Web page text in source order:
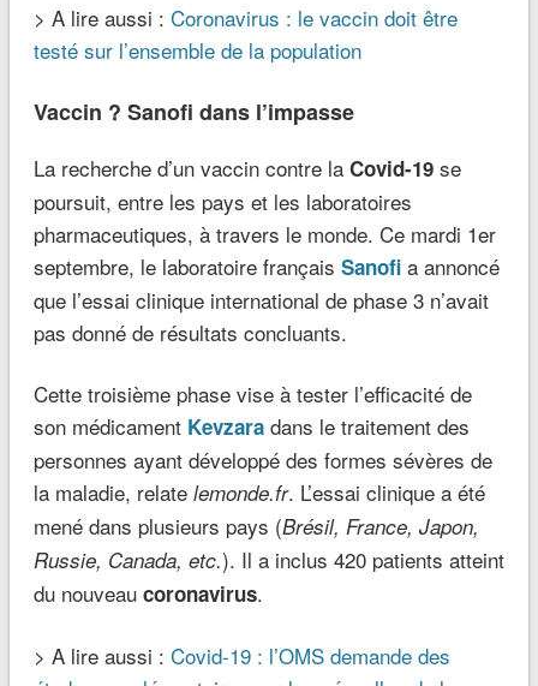
> A lire aussi : Coronavirus : le vaccin doit être
testé sur l’ensemble de la population
Vaccin ? Sanofi dans l’impasse
La recherche d’un vaccin contre la Covid-19se
poursuit, entre les pays et les laboratoires
pharmaceutiques, à travers le monde. Ce mardi 1er
septembre, le laboratoire français Sanofia annoncé
que l’essai clinique international de phase 3 n’avait
pas donné de résultats concluants.
Cette troisième phase vise à tester l’efficacité de
son médicament Kevzaradans le traitement des
personnes ayant développé des formes sévères de
la maladie, relate lemonde.fr. L’essai clinique a été
mené dans plusieurs pays (Brésil, France, Japon,
Russie, Canada, etc.). Il a inclus 420 patients atteint
du nouveau coronavirus.
> A lire aussi : Covid-19 : l’OMS demande des